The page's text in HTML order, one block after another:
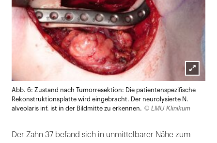
öffnen
Abb. 6: Zustand nach Tumorresektion: Die patientenspezifische
Rekonstruktionsplatte wird eingebracht. Der neurolysierte N.
alveolaris inf. ist in der Bildmitte zu erkennen. © LMU Klinikum
Der Zahn 37 befand sich in unmittel­barer Nähe zum